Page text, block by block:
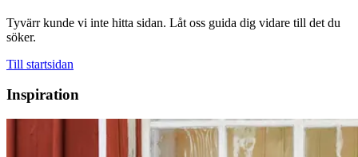
Tyvärr kunde vi inte hitta sidan. Låt oss guida dig vidare till det du
söker.
Till startsidan
Inspiration